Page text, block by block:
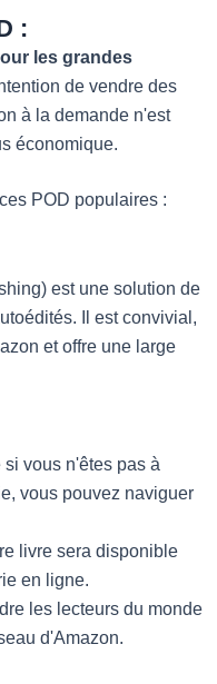
:
les grandes
de vendre des
à la demande n'est
économique.
POD populaires :
est une solution de
Il est convivial,
et offre une large
si vous n'êtes pas à
vous pouvez naviguer
livre sera disponible
en ligne.
les lecteurs du monde
d'Amazon.